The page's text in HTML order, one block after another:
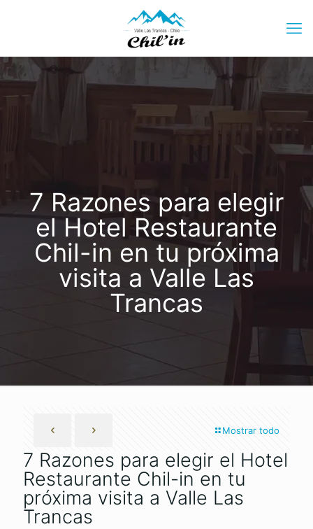
7 Razones para elegir
el Hotel Restaurante
Chil-in en tu próxima
visita a Valle Las
Trancas
Mostrar todo
7 Razones para elegir el Hotel
Restaurante Chil-in en tu
próxima visita a Valle Las
Trancas